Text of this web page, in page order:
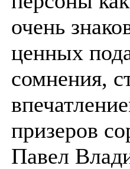
очень
ценных
сомнения,
призеров
Павел